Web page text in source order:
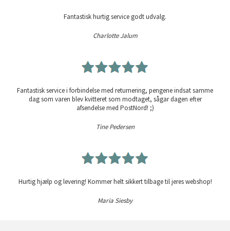
Fantastisk hurtig service godt udvalg.
Charlotte Jalum
Fantastisk service i forbindelse med returnering, pengene indsat samme
dag som varen blev kvitteret som modtaget, sågar dagen efter
afsendelse med PostNord! ;)
Tine Pedersen
Hurtig hjælp og levering! Kommer helt sikkert tilbage til jeres webshop!
Maria Siesby